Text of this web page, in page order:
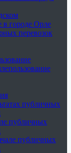
в городе Орле
перевозок
публичных
публичных
публичных